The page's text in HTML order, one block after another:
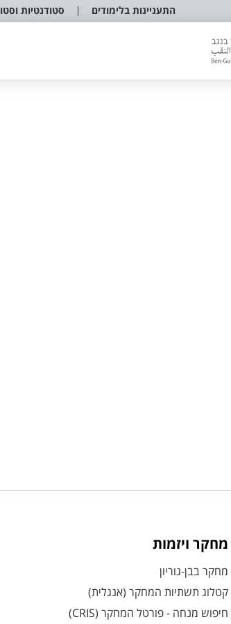
התעניינות בלימודים סטודנטיות
מחקר ויזמות
מחקר בבן-גוריון
קטלוג תשתיות המחקר (אנגלית)
חיפוש מנחה - פורטל המחקר (CRIS)